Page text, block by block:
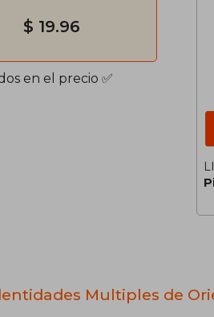
$ 19.96
en el precio ✅
Multiples de